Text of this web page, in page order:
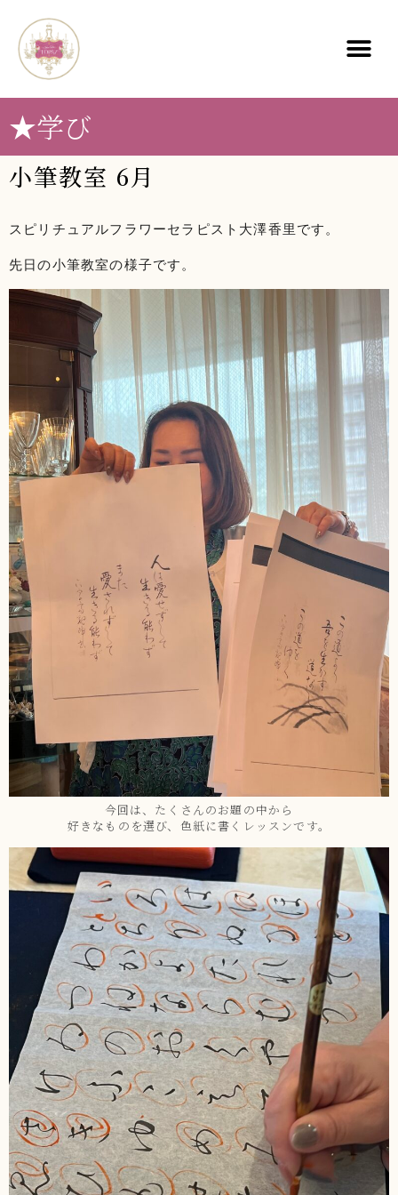
★学び
小筆教室 6月
スピリチュアルフラワーセラピスト大澤香里です。
先日の小筆教室の様子です。
今回は、たくさんのお題の中から
好きなものを選び、色紙に書くレッスンです。